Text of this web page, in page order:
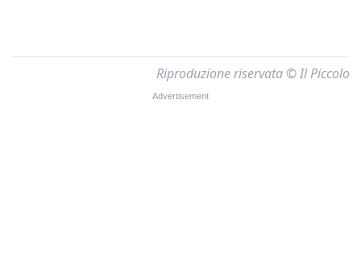
Riproduzione riservata © Il Piccolo